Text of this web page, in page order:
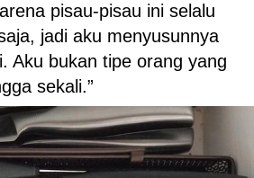
pisau-pisau ini selalu
jadi aku menyusunnya
Aku bukan tipe orang yang
sekali.”